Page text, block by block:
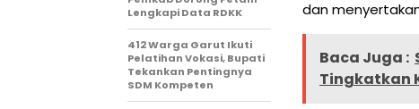
dan
Baca Juga :
Tingkatkan
Lengkapi Data RDKK
412 Warga Garut Ikuti
Pelatihan Vokasi, Bupati
Tekankan Pentingnya
SDM Kompeten